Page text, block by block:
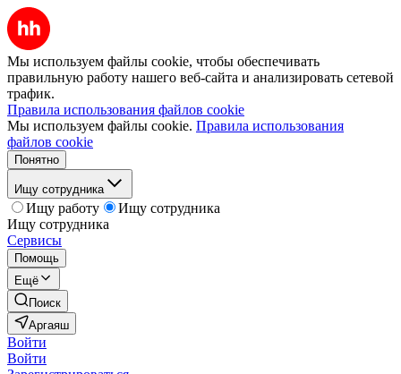
Мы используем файлы cookie, чтобы обеспечивать
правильную работу нашего веб-сайта и анализировать сетевой
трафик.
Правила использования файлов cookie
Мы используем файлы cookie. Правила использования
файлов cookie
Понятно
Ищу сотрудника
Ищу работу
Ищу сотрудника
Ищу сотрудника
Сервисы
Помощь
Ещё
Поиск
Аргаяш
Войти
Войти